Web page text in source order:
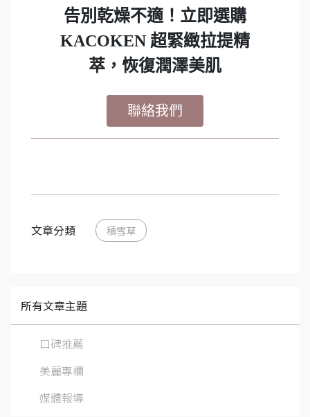
告別乾燥不適！立即選購
KACOKEN 超緊緻拉提精
萃，恢復潤澤美肌
聯絡我們
文章分類 積雪草
所有文章主題
口碑推薦
美麗專欄
媒體報導